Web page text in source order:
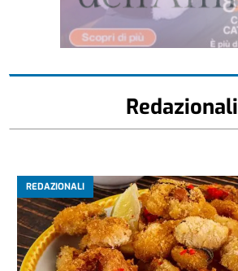
Redazionali
REDAZIONALI